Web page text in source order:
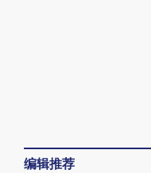
编辑推荐